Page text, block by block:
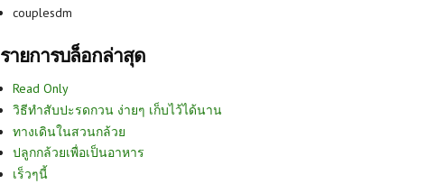
couplesdm
รายการบล็อกล่าสุด
Read Only
วิธีทำสับปะรดกวน ง่ายๆ เก็บไว้ได้นาน
ทางเดินในสวนกล้วย
ปลูกกล้วยเพื่อเป็นอาหาร
เร็วๆนี้